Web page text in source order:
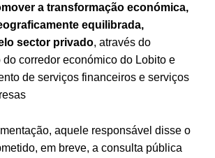
a transformação económica,
equilibrada,
sector privado, através do
corredor económico do Lobito e
de serviços financeiros e serviços
aquele responsável disse o
em breve, a consulta pública